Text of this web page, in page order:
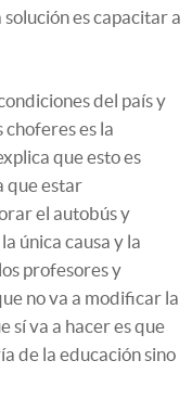
es capacitar a
del país y
es la
que esto es
que estar
el autobús y
única causa y la
profesores y
no va a modificar la
sí va a hacer es que
de la educación sino